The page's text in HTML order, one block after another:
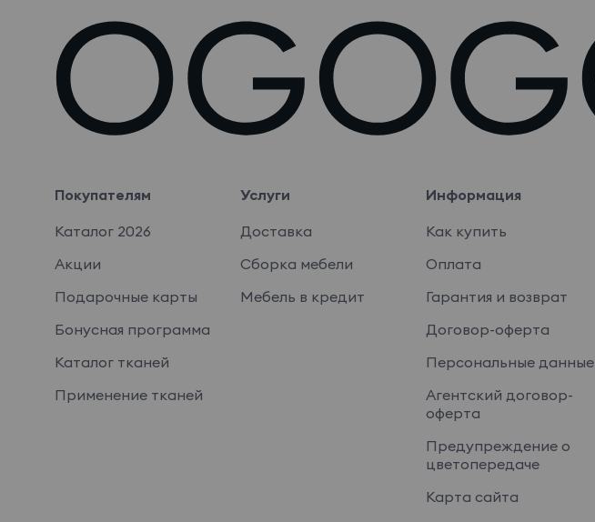
Покупателям
Каталог 2026
Акции
Подарочные карты
Бонусная программа
Каталог тканей
Применение тканей
Услуги
Доставка
Сборка мебели
Мебель в кредит
Информация
Как купить
Оплата
Гарантия и возврат
Договор-оферта
Персональные данные
Агентский договор-
оферта
Предупреждение о
цветопередаче
Карта сайта